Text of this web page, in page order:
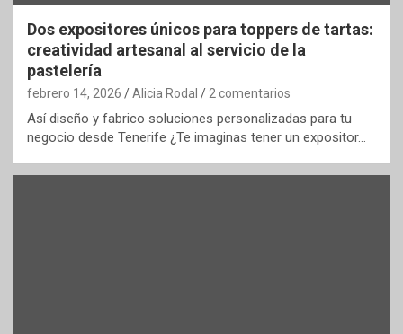
Dos expositores únicos para toppers de tartas:
creatividad artesanal al servicio de la
pastelería
febrero 14, 2026 Alicia Rodal 2 comentarios
Así diseño y fabrico soluciones personalizadas para tu
negocio desde Tenerife ¿Te imaginas tener un expositor…